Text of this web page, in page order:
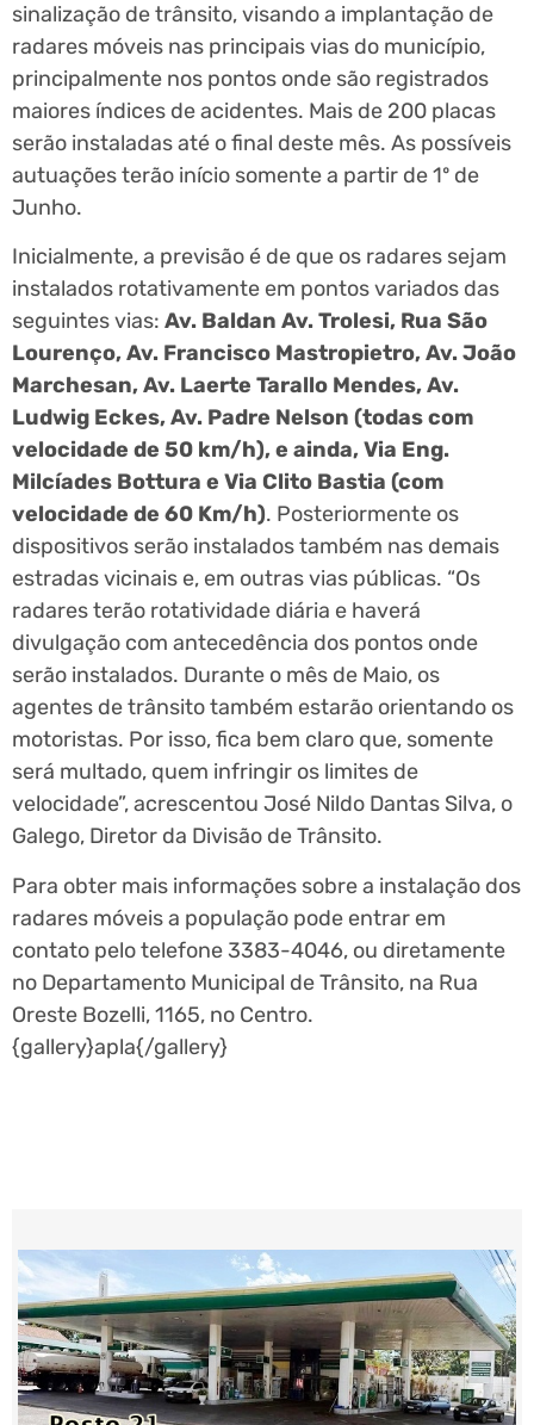
sinalização de trânsito, visando a implantação de
radares móveis nas principais vias do município,
principalmente nos pontos onde são registrados
maiores índices de acidentes. Mais de 200 placas
serão instaladas até o final deste mês. As possíveis
autuações terão início somente a partir de 1º de
Junho.
Inicialmente, a previsão é de que os radares sejam
instalados rotativamente em pontos variados das
seguintes vias: Av. Baldan Av. Trolesi, Rua São
Lourenço, Av. Francisco Mastropietro, Av. João
Marchesan, Av. Laerte Tarallo Mendes, Av.
Ludwig Eckes, Av. Padre Nelson (todas com
velocidade de 50 km/h), e ainda, Via Eng.
Milcíades Bottura e Via Clito Bastia (com
velocidade de 60 Km/h). Posteriormente os
dispositivos serão instalados também nas demais
estradas vicinais e, em outras vias públicas. “Os
radares terão rotatividade diária e haverá
divulgação com antecedência dos pontos onde
serão instalados. Durante o mês de Maio, os
agentes de trânsito também estarão orientando os
motoristas. Por isso, fica bem claro que, somente
será multado, quem infringir os limites de
velocidade”, acrescentou José Nildo Dantas Silva, o
Galego, Diretor da Divisão de Trânsito.
Para obter mais informações sobre a instalação dos
radares móveis a população pode entrar em
contato pelo telefone 3383-4046, ou diretamente
no Departamento Municipal de Trânsito, na Rua
Oreste Bozelli, 1165, no Centro.
{gallery}apla{/gallery}